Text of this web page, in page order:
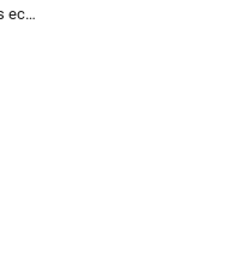
La espantosa muerte de una soldado tras una actuación del Rey Carlos aviva el escrutinio sobre los espectáculos ecuestres